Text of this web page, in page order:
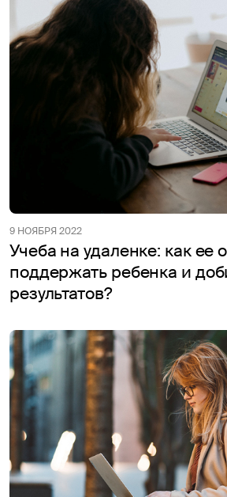
9 НОЯБРЯ 2022
Учеба на удаленке: как ее
поддержать ребенка и
результатов?